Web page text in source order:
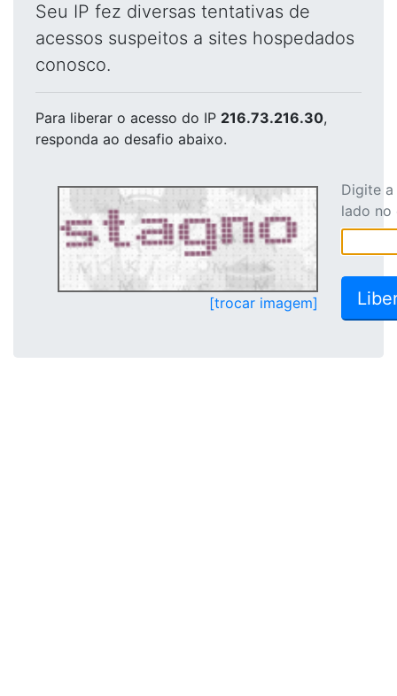
Seu IP fez diversas tentativas de
acessos suspeitos a sites hospedados
conosco.
Para liberar o acesso do IP 216.73.216.30,
responda ao desafio abaixo.
[trocar imagem]
Digite
lado no